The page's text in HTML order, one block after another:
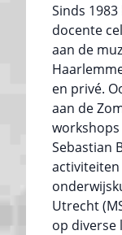
Sinds
docente
aan de
en privé.
aan de
workshops
Sebastian
activiteiten
Utrecht
op diverse